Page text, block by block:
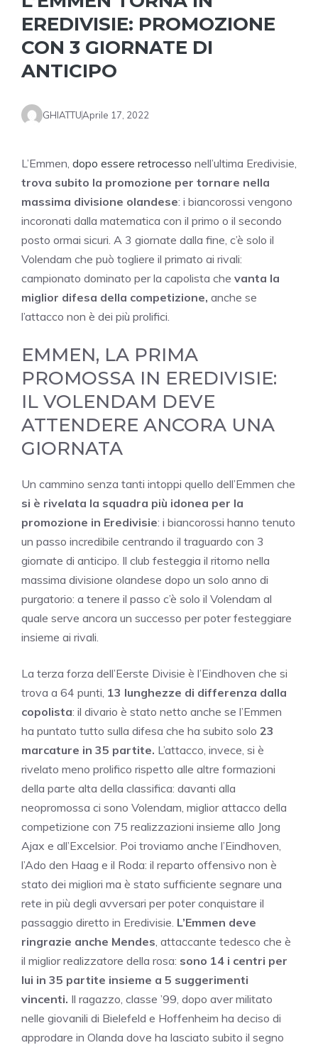
EREDIVISIE: PROMOZIONE
CON 3 GIORNATE DI
ANTICIPO
GHIATTUAprile 17, 2022
L’Emmen, dopo essere retrocesso nell’ultima Eredivisie,
trova subito la promozione per tornare nella
massima divisione olandese: i biancorossi vengono
incoronati dalla matematica con il primo o il secondo
posto ormai sicuri. A 3 giornate dalla fine, c’è solo il
Volendam che può togliere il primato ai rivali:
campionato dominato per la capolista che vanta la
miglior difesa della competizione, anche se
l’attacco non è dei più prolifici.
EMMEN, LA PRIMA
PROMOSSA IN EREDIVISIE:
IL VOLENDAM DEVE
ATTENDERE ANCORA UNA
GIORNATA
Un cammino senza tanti intoppi quello dell’Emmen che
si è rivelata la squadra più idonea per la
promozione in Eredivisie: i biancorossi hanno tenuto
un passo incredibile centrando il traguardo con 3
giornate di anticipo. Il club festeggia il ritorno nella
massima divisione olandese dopo un solo anno di
purgatorio: a tenere il passo c’è solo il Volendam al
quale serve ancora un successo per poter festeggiare
insieme ai rivali.
La terza forza dell’Eerste Divisie è l’Eindhoven che si
trova a 64 punti, 13 lunghezze di differenza dalla
copolista: il divario è stato netto anche se l’Emmen
ha puntato tutto sulla difesa che ha subito solo 23
marcature in 35 partite. L’attacco, invece, si è
rivelato meno prolifico rispetto alle altre formazioni
della parte alta della classifica: davanti alla
neopromossa ci sono Volendam, miglior attacco della
competizione con 75 realizzazioni insieme allo Jong
Ajax e all’Excelsior. Poi troviamo anche l’Eindhoven,
l’Ado den Haag e il Roda: il reparto offensivo non è
stato dei migliori ma è stato sufficiente segnare una
rete in più degli avversari per poter conquistare il
passaggio diretto in Eredivisie. L’Emmen deve
ringrazie anche Mendes, attaccante tedesco che è
il miglior realizzatore della rosa: sono 14 i centri per
lui in 35 partite insieme a 5 suggerimenti
vincenti. Il ragazzo, classe ’99, dopo aver militato
nelle giovanili di Bielefeld e Hoffenheim ha deciso di
approdare in Olanda dove ha lasciato subito il segno